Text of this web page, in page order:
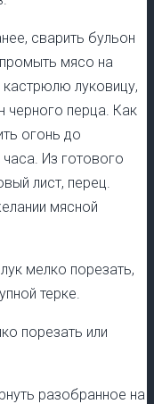
сварить бульон
мясо на
кастрюлю луковицу,
черного перца. Как
огонь до
Из готового
лист, перец.
мясной
мелко порезать,
терке.
порезать или
разобранное на